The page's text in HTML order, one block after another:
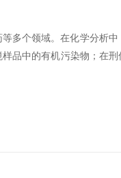
多个领域。在化学分析
品中的有机污染物；在